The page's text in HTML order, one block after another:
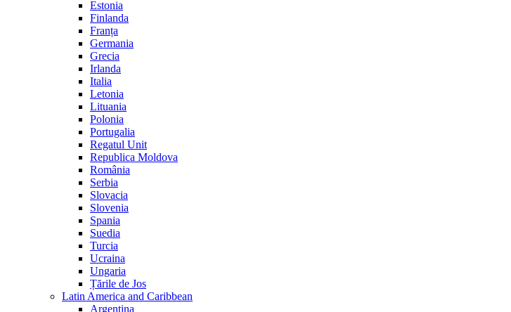
Estonia
Finlanda
Franța
Germania
Grecia
Irlanda
Italia
Letonia
Lituania
Polonia
Portugalia
Regatul Unit
Republica Moldova
România
Serbia
Slovacia
Slovenia
Spania
Suedia
Turcia
Ucraina
Ungaria
Țările de Jos
Latin America and Caribbean
Argentina